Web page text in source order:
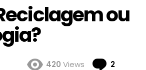
ou
420 Views 2